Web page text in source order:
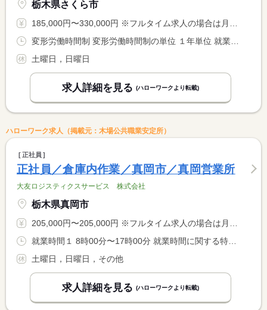
栃木県さくら市
185,000円〜330,000円 ※フルタイム求人の場合は月額（換算額）、パート求人の場合は時間額を表示しています。
土曜日，日曜日
求人詳細を見る (ハローワークより転載)
ハローワーク求人（掲載元：木場公共職業安定所）
正社員
正社員／倉庫内作業／真岡市／真岡営業所
大友ロジスティクスサービス 株式会社
栃木県真岡市
205,000円〜205,000円 ※フルタイム求人の場合は月額（換算額）、パート求人の場合は時間額を表示しています。
土曜日，日曜日，その他
求人詳細を見る (ハローワークより転載)